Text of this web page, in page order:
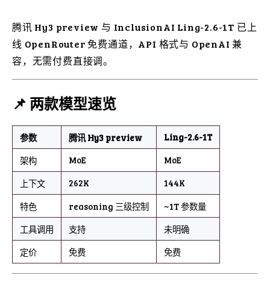
腾讯 Hy3 preview 与 InclusionAI Ling-2.6-1T 已上
线 OpenRouter 免费通道，API 格式与 OpenAI 兼
容，无需付费直接调。
📌 两款模型速览
参数 腾讯 Hy3 preview
Ling-2.6-1T
架构
MoE
MoE
上下文
262K
144K
特色
reasoning 三级控制
~1T 参数量
工具调用
支持
未明确
定价
免费 免费